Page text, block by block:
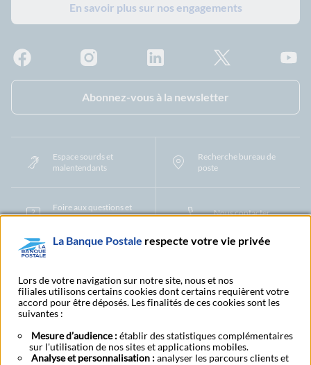
En savoir plus sur nos engagements
Abonnez-vous à la newsletter
Espace sourds et
malentendants
Recherche bureau de
poste
Foire aux questions et
centre d'aide
Nous contacter
Protection des Données à Caractère PersonnelFiliales et partenaires
CookiesGestion des cookiesActualiser vos informations
Contestation et réclamation Coordonnées Centres Financiers
Alertes fraudes et points de vigilance Actualités réglementaires CGU
Aide navigateur et systèmes d'exploitation
Vider le cache de votre navigateurLexique Aide et accessibilité
La Banque Postale respecte votre vie privée
Lors de votre navigation sur notre site, nous et nos
filiales utilisons certains cookies dont certains requièrent votre
accord pour être déposés. Les finalités de ces cookies sont les
suivantes :
Mesure d’audience :établir des statistiques complémentaires
sur l'utilisation de nos sites et applications mobiles.
Analyse et personnalisation :analyser les parcours clients et